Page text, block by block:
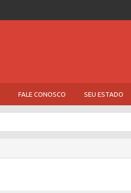
FALE CONOSCO SEU ESTADO